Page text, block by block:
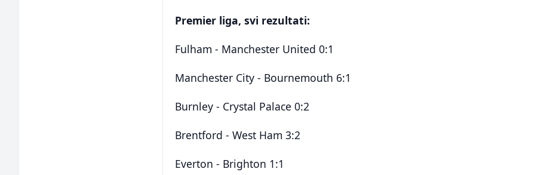
Premier liga, svi rezultati:
Fulham - Manchester United 0:1
Manchester City - Bournemouth 6:1
Burnley - Crystal Palace 0:2
Brentford - West Ham 3:2
Everton - Brighton 1:1